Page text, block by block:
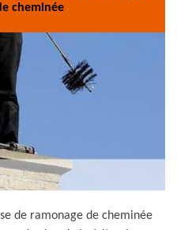
cheminée
de ramonage de cheminée